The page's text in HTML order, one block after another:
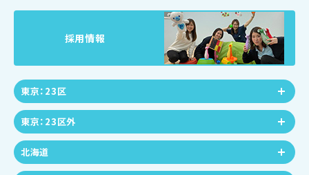
採用情報
東京：23区
東京：23区外
北海道